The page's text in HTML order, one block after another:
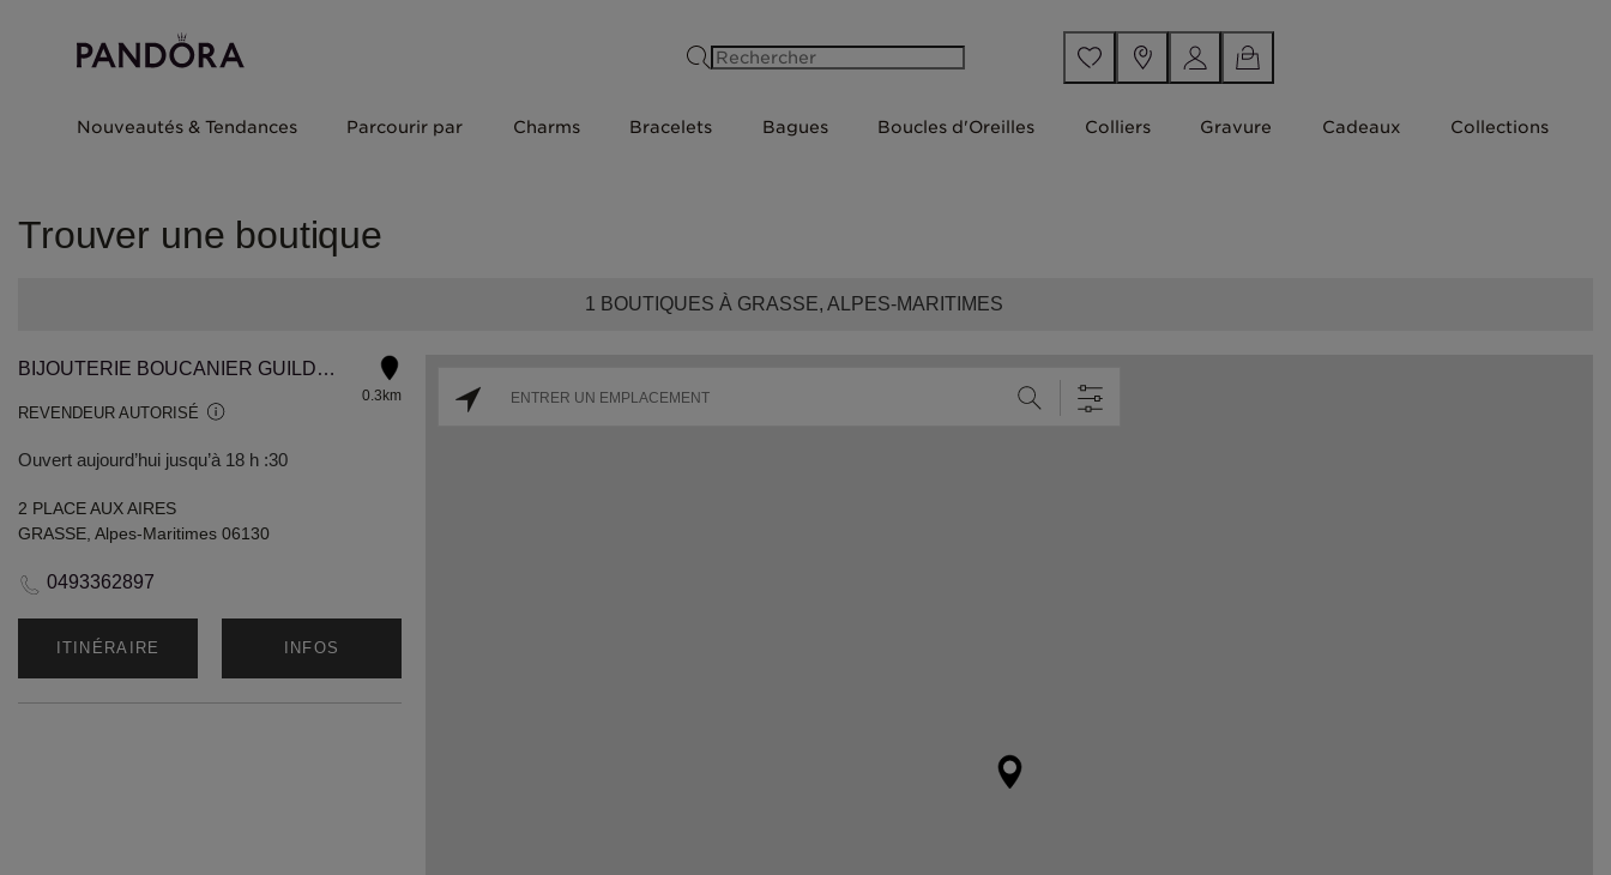
Nouveautés & Tendances Parcourir par Charms Bracelets Bagues Boucles d'Oreilles Colliers Gravure Cadeaux Collections
Trouver une boutique
1 BOUTIQUES À GRASSE, ALPES-MARITIMES
BIJOUTERIE BOUCANIER GUILDE DES ORFEVRES
REVENDEUR AUTORISÉ
Ouvert aujourd’hui jusqu’à 18 h :30
0.3km
2 PLACE AUX AIRES
GRASSE, Alpes-Maritimes 06130
0493362897
ITINÉRAIRE INFOS